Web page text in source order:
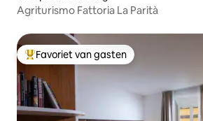
Agriturismo Fattoria La Parità
Topfavoriet van gasten
Favoriet van gasten